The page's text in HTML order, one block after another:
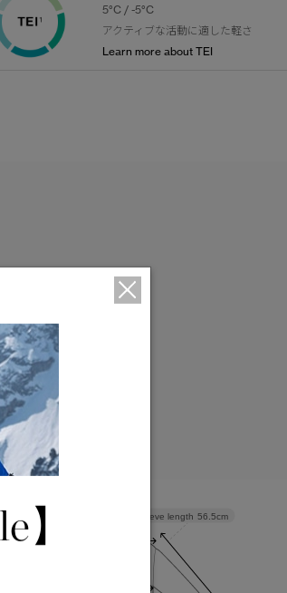
5°C / -5°C
アクティブな活動に適した軽さ
Learn more about TEI
ザー感をプラス
ルトポケットが2つ
Sleeve length 56.5cm
69.5cm
Shoulder width
】